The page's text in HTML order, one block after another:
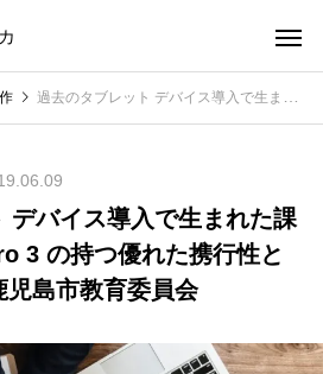
過去のタブレット デバイス導入で生まれた課題を、Surface Pro 3 の持つ優れた携行性と堅牢性が解消 – 鹿児島市教育委員会
デバイス導入で生まれた課
3 の持つ優れた携行性と
島市教育委員会